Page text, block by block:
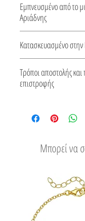
παραγγελίας, χρόνος
ημέρες.
Εμπνευσμένο από το
Αριάδνης
Μινωικό πολιτισμό.
Κατασκευασμένο
Ελλάδα. Συνοδεύεται
για το είδος του
Τρόποι αποστολής και
επιστροφής
Εύκολη επιστροφή
Μπορεί να